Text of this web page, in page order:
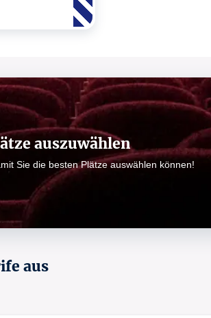
auszuwählen
Sie die besten Plätze auswählen können!
aus